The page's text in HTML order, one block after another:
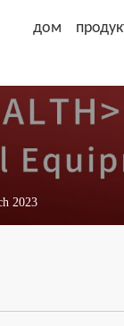
дом
2023